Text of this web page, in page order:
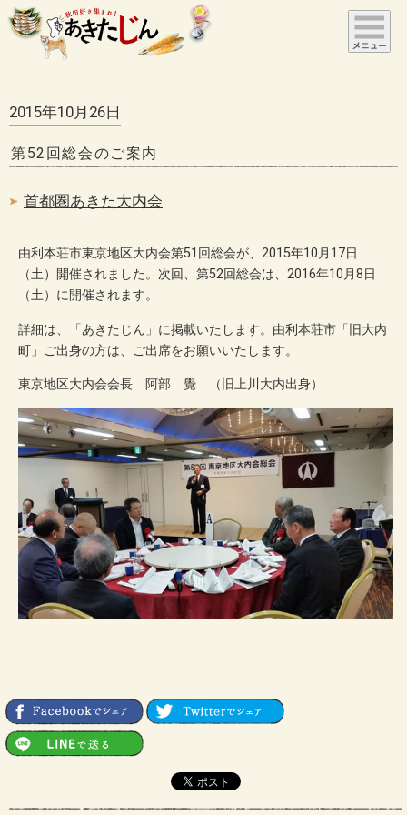
2015年10月26日
第52回総会のご案内
首都圏あきた大内会
由利本荘市東京地区大内会第51回総会が、2015年10月17日
（土）開催されました。次回、第52回総会は、2016年10月8日
（土）に開催されます。
詳細は、「あきたじん」に掲載いたします。由利本荘市「旧大内
町」ご出身の方は、ご出席をお願いいたします。
東京地区大内会会長 阿部 覺 （旧上川大内出身）